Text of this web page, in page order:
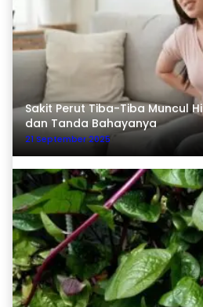
Sakit Perut Tiba-Tiba Muncul
dan Tanda Bahayanya
21 September 2025